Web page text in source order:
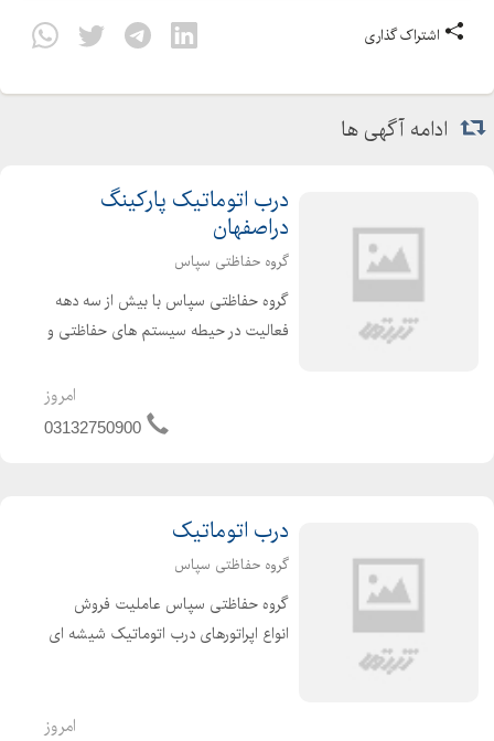
اشتراک گذاری
ادامه آگهی ها
درب اتوماتیک پارکینگ
دراصفهان
گروه حفاظتی سپاس
گروه حفاظتی سپاس با بیش از سه دهه
فعالیت در حیطه سیستم های حفاظتی و
پس از فروش انواع درب اتوماتیک شیشه
ای ، پارکینگی ، فروشگاهی ، صنعتی و
امروز
03132750900
درب اتوماتیک
گروه حفاظتی سپاس
گروه حفاظتی سپاس عاملیت فروش
انواع اپراتورهای درب اتوماتیک شیشه ای
نصب و خدمات پس از فروش انواع درب
امروز